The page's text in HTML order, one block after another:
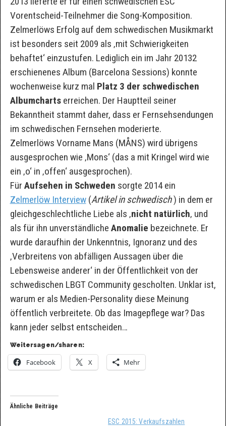
Vorentscheid-Teilnehmer die Song-Komposition.
Zelmerlöws Erfolg auf dem schwedischen Musikmarkt
ist besonders seit 2009 als ‚mit Schwierigkeiten
behaftet‘ einzustufen. Lediglich ein im Jahr 20132
erschienenes Album (Barcelona Sessions) konnte
wochenweise kurz mal Platz 3 der schwedischen
Albumchartserreichen. Der Hauptteil seiner
Bekanntheit stammt daher, dass er Fernsehsendungen
im schwedischen Fernsehen moderierte.
Zelmerlöws Vorname Mans (MÅNS) wird übrigens
ausgesprochen wie ‚Mons‘ (das a mit Kringel wird wie
ein ‚o‘ in ‚offen‘ ausgesprochen).
Für Aufsehen in Schweden sorgte 2014 ein
Zelmerlöw Interview(Artikel in schwedisch) in dem er
gleichgeschlechtliche Liebe als ‚nicht natürlich‚ und
als für ihn unverständliche Anomalie bezeichnete. Er
wurde daraufhin der Unkenntnis, Ignoranz und des
‚Verbreitens von abfälligen Aussagen über die
Lebensweise anderer‘ in der Öffentlichkeit von der
schwedischen LBGT Community gescholten. Unklar ist,
warum er als Medien-Personality diese Meinung
öffentlich verbreitete. Ob das Imagepflege war? Das
kann jeder selbst entscheiden…
Weitersagen/sharen:
Facebook X Mehr
Ähnliche Beiträge
ESC 2015: Verkaufszahlen